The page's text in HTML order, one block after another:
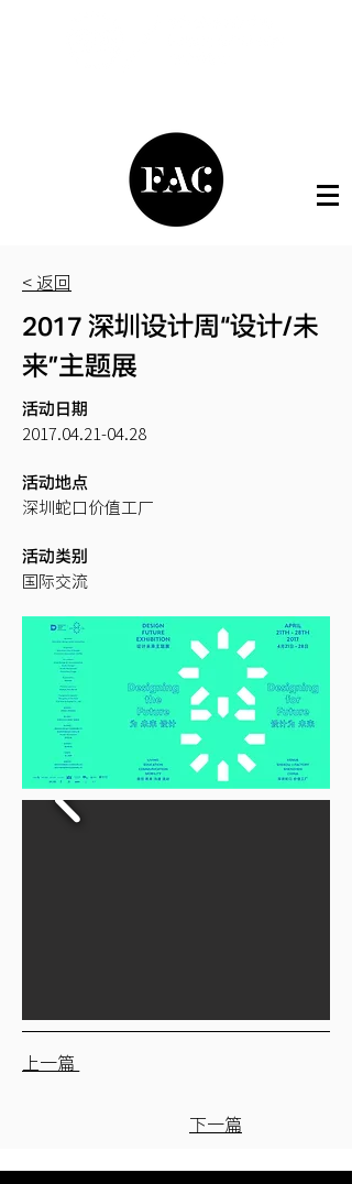
< 返回
2017 深圳设计周“设计/未
来”主题展
活动日期
2017.04.21-04.28
活动地点
​深圳蛇口价值工厂
活动类别
​国际交流
上一篇
下一篇